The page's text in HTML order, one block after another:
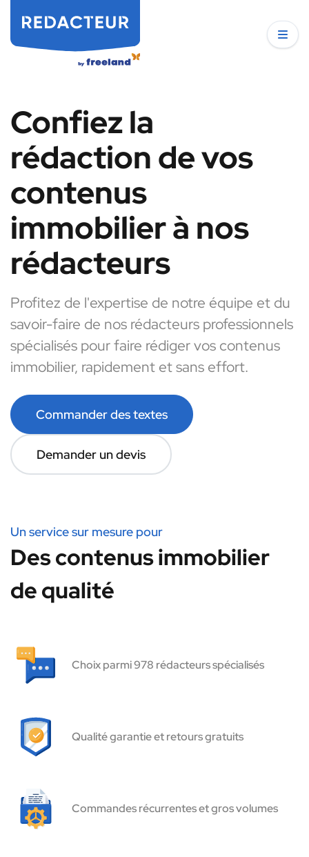
Confiez la
rédaction de vos
contenus
immobilier à nos
rédacteurs
Profitez de l'expertise de notre équipe et du
savoir-faire de nos rédacteurs professionnels
spécialisés pour faire rédiger vos contenus
immobilier, rapidement et sans effort.
Commander des textes
Demander un devis
Un service sur mesure pour
Des contenus immobilier
de qualité
Choix parmi 978 rédacteurs spécialisés
Qualité garantie et retours gratuits
Commandes récurrentes et gros volumes